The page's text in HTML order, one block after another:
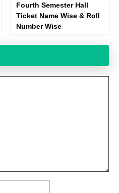
Fourth Semester Hall
Ticket Name Wise & Roll
Number Wise